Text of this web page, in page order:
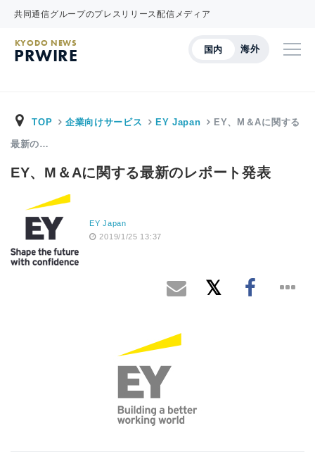
共同通信グループのプレスリリース配信メディア
国内 海外
KYODO NEWS
PRWIRE
TOP 企業向けサービス EY Japan EY、M＆Aに関する
最新の…
EY、M＆Aに関する最新のレポート発表
EY Japan
2019/1/25 13:37